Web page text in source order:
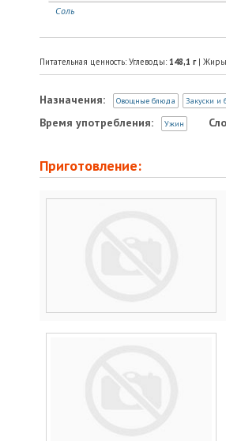
Соль
Питательная ценность: Углеводы: 148,1 г|
Назначения: Овощные блюда Закуски и
Время употребления: Ужин
Приготовление: